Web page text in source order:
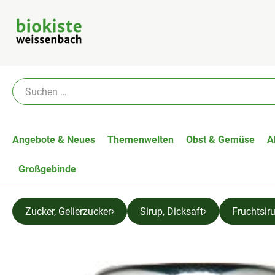
Angebote & Neues Themenwelten Obst & Gemüse
Großgebinde
Zucker, Gelierzucker Sirup, Dicksaft